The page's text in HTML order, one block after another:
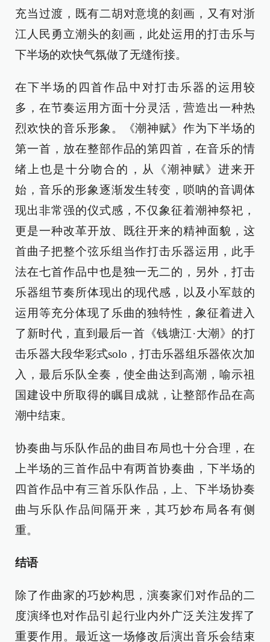
充当过渡，既有二胡对意境的刻画，又有对浙
江人民勇立潮头的刻画，此处运用的打击乐与
下半场的欢快气氛做了无缝衔接。
在下半场的四首作品中对打击乐器的运用较
多，在节奏运用方面十分灵活，营造出一种热
烈欢快的音乐形象。《潮神赋》作为下半场的
第一首，放在整部作品的第四首，在音乐的情
绪上也是十分吻合的，从《潮神赋》进来开
始，音乐的形象逐渐发生转变，唢呐的音调体
现出非常强的仪式感，不仅象征着潮神祭祀，
更是一种改革开放、既往开来的精神面貌，这
首曲子把整个弦乐组当作打击乐器运用，此手
法在七首作品中也是独一无二的，另外，打击
乐器组节奏所体现出的现代感，以及小军鼓的
运用等充分体现了乐曲的独特性，象征着进入
了新时代，直到最后一首《钱塘江·大潮》的打
击乐器大段华彩式solo，打击乐器组乐器依次加
入，最后乐队全奏，使全曲达到高潮，喻示祖
国建设中所取得的瞩目成就，让整部作品在高
潮中结束。
协奏曲与乐队作品的曲目布局也十分合理，在
上半场的三首作品中有两首协奏曲，下半场的
四首作品中有三首乐队作品，上、下半场协奏
曲与乐队作品间隔开来，其巧妙布局各有侧
重。
结语
除了作曲家的巧妙构思，演奏家们对作品的二
度演绎也对作品引起行业内外广泛关注发挥了
重要作用。最近这一场修改后演出音乐会结束